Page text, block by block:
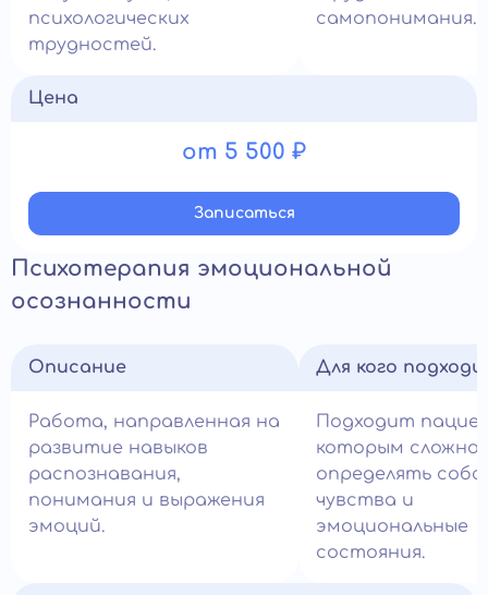
психологических
трудностей.
самопонимания.
Цена
от 5 500 ₽
Записатьcя
Психотерапия эмоциональной
осознанности
Описание
Работа, направленная на
развитие навыков
распознавания,
понимания и выражения
эмоций.
Для кого
Подходит
которым сложно
определять
чувства и
эмоциональные
состояния.